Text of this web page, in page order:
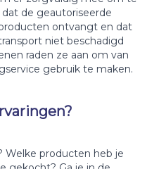
de geautoriseerde
ontvangt en dat
niet beschadigd
raden ze aan om van
gebruik te maken.
Welke producten heb je